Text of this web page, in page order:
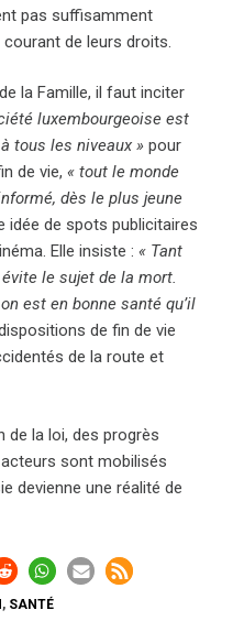
pas suffisamment
de leurs droits.
la Famille, il faut inciter
luxembourgeoise est
tous les niveaux » pour
de vie,« tout le monde
dès le plus jeune
idée de spots publicitaires
Elle insiste :« Tant
évite le sujet de la mort.
est en bonne santé qu’il
de fin de vie
de la route et
de la loi, des progrès
sont mobilisés
devienne une réalité de
, SANTÉ